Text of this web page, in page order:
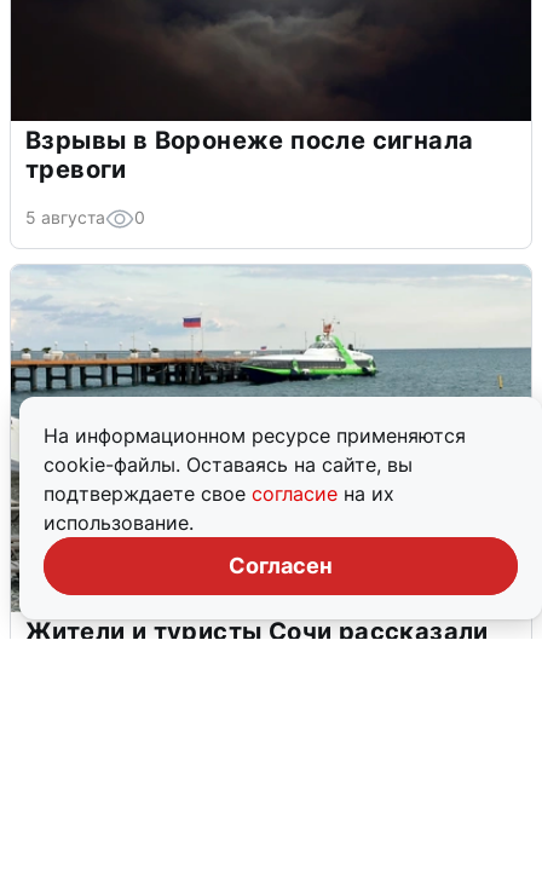
На информационном ресурсе применяются
cookie-файлы. Оставаясь на сайте, вы
подтверждаете свое согласие на их
использование.
Согласен
Взрывы в Воронеже после сигнала
тревоги
5 августа 0
Жители и туристы Сочи рассказали